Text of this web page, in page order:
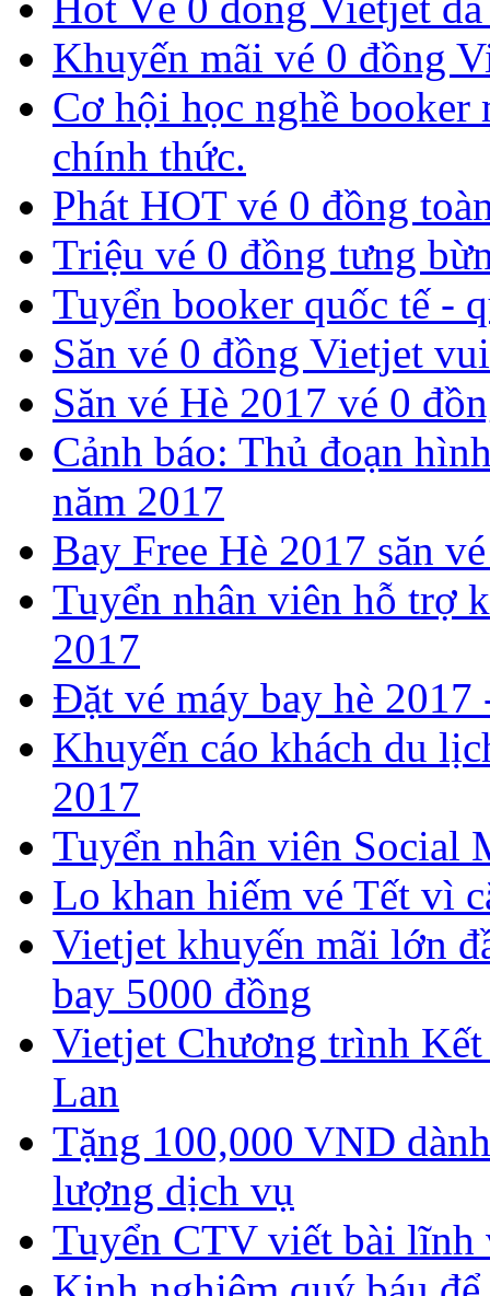
​Khuyến mãi vé 0 đồng
Cơ hội học nghề
chính thức.
Phát HOT vé 0 đồng
​Triệu vé 0 đồng tưng
Tuyển booker quốc tế -
Săn vé 0 đồng Vietjet
​Săn vé Hè 2017 vé 0
Cảnh báo: Thủ đoạn
năm 2017
Bay Free Hè 2017 săn
Tuyển nhân viên hỗ trợ
2017
​Đặt vé máy bay hè 2017
Khuyến cáo khách du
2017
Tuyển nhân viên Social
Lo khan hiếm vé Tết vì
Vietjet khuyến mãi lớn
bay 5000 đồng
Vietjet Chương trình
Lan
Tặng 100,000 VND
lượng dịch vụ
Tuyển CTV viết bài lĩnh